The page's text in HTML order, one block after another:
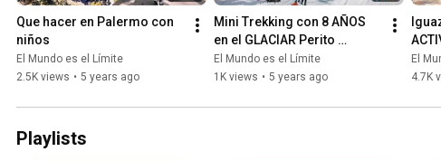
Que hacer en Palermo con
niños
El Mundo es el Límite
2.5K views • 5 years ago
Mini Trekking con 8 AÑOS
en el GLACIAR Perito
Moreno Argentina
El Mundo es el Límite
1K views • 5 years ago
lado
El
4.7K
Playlists